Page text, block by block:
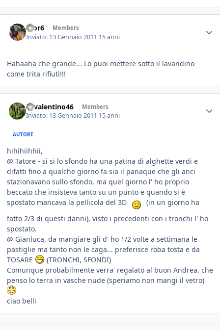
teor6 Members
Inviato: 13 Gennaio 2011 15 anni
Hahaaha che grande... Lo puoi mettere sotto il lavandino
come trita rifiuti!!!
46valentino46 Members
Inviato: 13 Gennaio 2011 15 anni
AUTORE
hihihiihhii,
@ Tatore - si si lo sfondo ha una patina di alghette verdi e
difatti fino a qualche giorno fa sia il panaque che gli anci
stazionavano sullo sfondo, ma quel giorno l' ho proprio
beccato che insisteva tanto su un punto e quando si è
spostato mancava la pellicola del 3D
(in un giorno ha
fatto 2/3 di questi danni), visto i precedenti con i tronchi l' ho
spostato.
@ Gianluca, da mangiare gli d' ho 1/2 volte a settimana le
pastiglie ma tanto non le caga... preferisce roba tosta e da
TOSARE
(TRONCHI, SFONDI)
Comunque probabilmente verra' regalato al buon Andrea, che
penso lo terra in vasche nude (speriamo non mangi il vetro)
ciao belli